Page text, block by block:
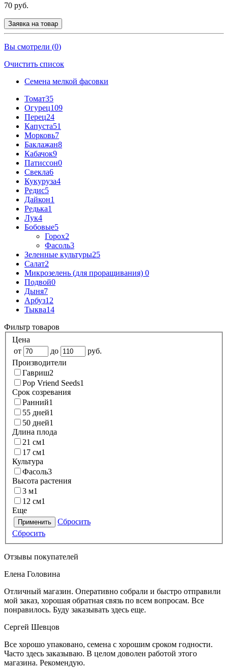
70 руб.
Заявка на товар
Вы смотрели (0)
Очистить список
Семена мелкой фасовки
Томат35
Огурец109
Перец24
Капуста51
Морковь7
Баклажан8
Кабачок9
Патиссон0
Свекла6
Кукуруза4
Редис5
Дайкон1
Редька1
Лук4
Бобовые5
Горох2
Фасоль3
Зеленные культуры25
Салат2
Микрозелень (для проращивания) 0
Подвой0
Дыня7
Арбуз12
Тыква14
Фильтр товаров
Цена
от
до
руб.
Производители
Гавриш2
Pop Vriend Seeds1
Срок созревания
Ранний1
55 дней1
50 дней1
Длина плода
21 см1
17 см1
Культура
Фасоль3
Высота растения
3 м1
12 см1
Еще
Применить
Сбросить
Сбросить
Отзывы покупателей
Елена Головина
Отличный магазин. Оперативно собрали и быстро отправили
мой заказ, хорошая обратная связь по всем вопросам. Все
понравилось. Буду заказывать здесь еще.
Сергей Шевцов
Все хорошо упаковано, семена с хорошим сроком годности.
Часто здесь заказываю. В целом доволен работой этого
магазина. Рекомендую.